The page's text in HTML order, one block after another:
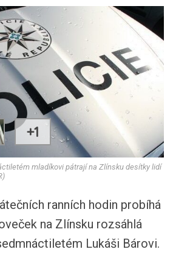
+1
mladíkovi pátrají na Zlínsku desítky lidí
ranních hodin probíhá
na Zlínsku rozsáhlá
Lukáši Bárovi.